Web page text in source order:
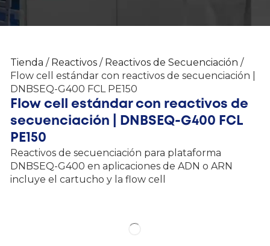
Tienda / Reactivos / Reactivos de Secuenciación /
Flow cell estándar con reactivos de secuenciación |
DNBSEQ-G400 FCL PE150
Flow cell estándar con reactivos de
secuenciación | DNBSEQ-G400 FCL
PE150
Reactivos de secuenciación para plataforma
DNBSEQ-G400 en aplicaciones de ADN o ARN
incluye el cartucho y la flow cell